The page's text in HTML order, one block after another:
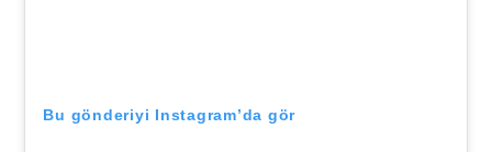
Bu gönderiyi Instagram’da gör